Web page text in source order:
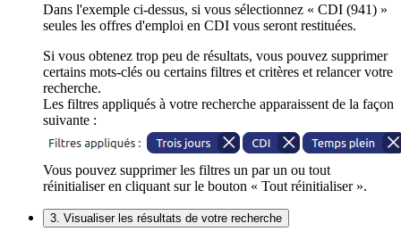
Dans l'exemple ci-dessus, si vous sélectionnez « CDI (941) »
seules les offres d'emploi en CDI vous seront restituées.
Si vous obtenez trop peu de résultats, vous pouvez supprimer
certains mots-clés ou certains filtres et critères et relancer votre
recherche.
Les filtres appliqués à votre recherche apparaissent de la façon
suivante :
Vous pouvez supprimer les filtres un par un ou tout
réinitialiser en cliquant sur le bouton « Tout réinitialiser ».
3. Visualiser les résultats de votre recherche